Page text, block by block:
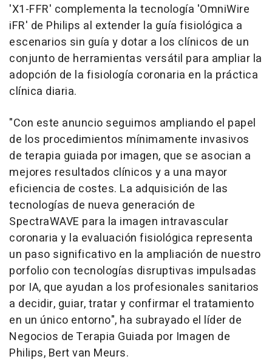
'X1-FFR' complementa la tecnología 'OmniWire
iFR' de Philips al extender la guía fisiológica a
escenarios sin guía y dotar a los clínicos de un
conjunto de herramientas versátil para ampliar la
adopción de la fisiología coronaria en la práctica
clínica diaria.
"Con este anuncio seguimos ampliando el papel
de los procedimientos mínimamente invasivos
de terapia guiada por imagen, que se asocian a
mejores resultados clínicos y a una mayor
eficiencia de costes. La adquisición de las
tecnologías de nueva generación de
SpectraWAVE para la imagen intravascular
coronaria y la evaluación fisiológica representa
un paso significativo en la ampliación de nuestro
porfolio con tecnologías disruptivas impulsadas
por IA, que ayudan a los profesionales sanitarios
a decidir, guiar, tratar y confirmar el tratamiento
en un único entorno", ha subrayado el líder de
Negocios de Terapia Guiada por Imagen de
Philips, Bert van Meurs.